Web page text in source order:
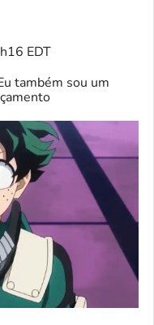
EDT
também sou um